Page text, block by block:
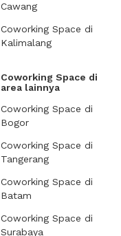
Cawang
Coworking Space di
Kalimalang
Coworking Space di
area lainnya
Coworking Space di
Bogor
Coworking Space di
Tangerang
Coworking Space di
Batam
Coworking Space di
Surabaya